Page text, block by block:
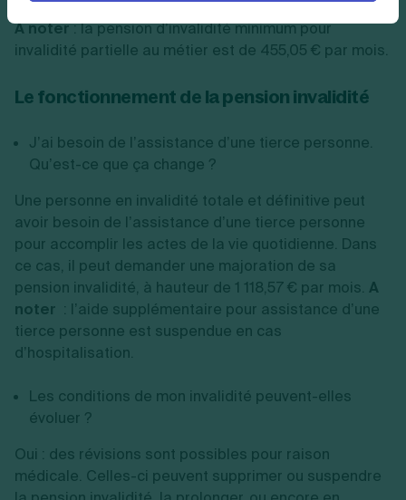
A noter: la pension d’invalidité minimum pour
invalidité partielle au métier est de 455,05 € par mois.
Le fonctionnement de la pension invalidité
J’ai besoin de l’assistance d’une tierce personne.
Qu’est-ce que ça change ?
Une personne en invalidité totale et définitive peut
avoir besoin de l’assistance d’une tierce personne
pour accomplir les actes de la vie quotidienne. Dans
ce cas, il peut demander une majoration de sa
pension invalidité, à hauteur de 1 118,57 € par mois. A
noter : l’aide supplémentaire pour assistance d’une
tierce personne est suspendue en cas
d’hospitalisation.
Les conditions de mon invalidité peuvent-elles
évoluer ?
Oui : des révisions sont possibles pour raison
médicale. Celles-ci peuvent supprimer ou suspendre